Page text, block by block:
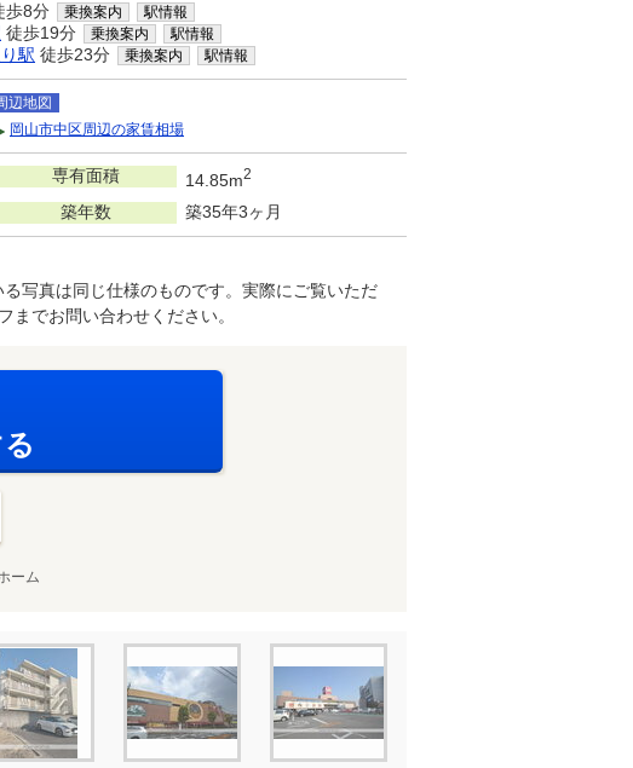
歩8分 乗換案内 駅情報
徒歩19分 乗換案内 駅情報
駅 徒歩23分 乗換案内 駅情報
辺地図
岡山市中区周辺の家賃相場
専有面積 14.85m2
築年数 築35年3ヶ月
写真は同じ仕様のものです。実際にご覧いただ
でお問い合わせください。
ーム